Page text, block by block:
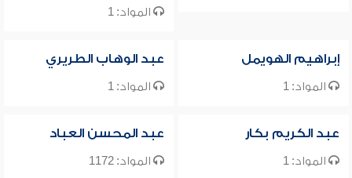
المواد: 1
إبراهيم الهويمل
المواد: 1
عبد الوهاب الطريري
المواد: 1
عبد الكريم بكار
المواد: 1
عبد المحسن العباد
المواد: 1172